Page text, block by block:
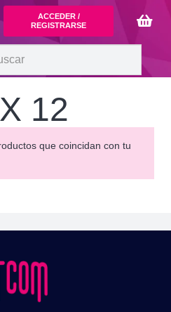
ACCEDER /
REGISTRARSE
12
que coincidan con tu